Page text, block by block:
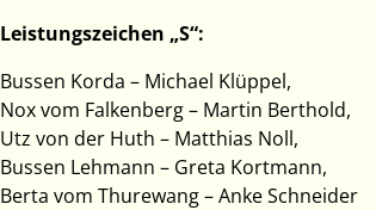
Leistungszeichen „S“:
Bussen Korda – Michael Klüppel,
Nox vom Falkenberg – Martin Berthold,
Utz von der Huth – Matthias Noll,
Bussen Lehmann – Greta Kortmann,
Berta vom Thurewang – Anke Schneider